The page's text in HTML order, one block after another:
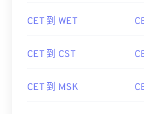
CET 到 WET
CET 到 CST
CET 到 MSK